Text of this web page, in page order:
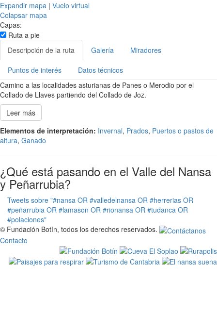
Expandir mapa | Vuelo virtual
Colapsar mapa
Capas:
Ruta a pie
Descripción de la ruta
Galería Miradores
Puntos de interés
Datos técnicos
Camino a las localidades asturianas de Panes o Merodio por el
Collado de Llaves partiendo del Collado de Joz.
Leer más
Elementos de interpretación: Invernal, Prados, Puertos o pastos de
altura, Ganado
¿Qué está pasando en el Valle del Nansa
y Peñarrubia?
Tweets sobre "#nansa OR #valledelnansa OR #herrerias OR
#peñarrubia OR #lamason OR #rionansa OR #tudanca OR
#polaciones"
© Fundación Botín, todos los derechos reservados.
Contacto